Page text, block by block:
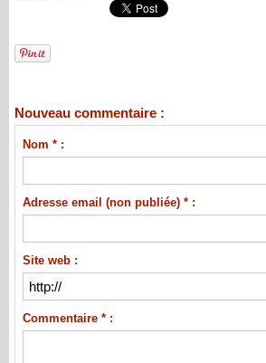
Nouveau commentaire :
Nom * :
Adresse email (non publiée) * :
Site web :
Commentaire * :